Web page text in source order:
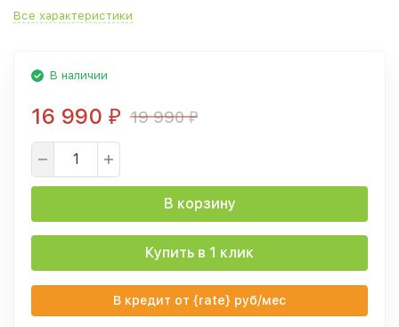
Все характеристики
В наличии
16 990 ₽ 19 990₽
В корзину
Купить в 1 клик
В кредит от {rate} руб/мес